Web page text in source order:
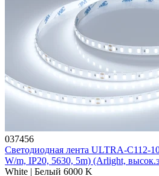
037456
Светодиодная лента ULTRA-C112-
W/m, IP20, 5630, 5m) (Arlight,
White | Белый 6000 K